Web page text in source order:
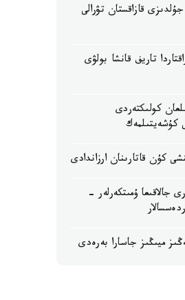
قازاقستان تۋرالى
تاريف قانشا بولۋى
كولىكتەردى
كۇشەيتىلمەك
كۇن قاتارىنان ارزاندادى
جالاقىعا ۇمىتكەرلەر -
ميىڭىز جاسارا بەرەدى